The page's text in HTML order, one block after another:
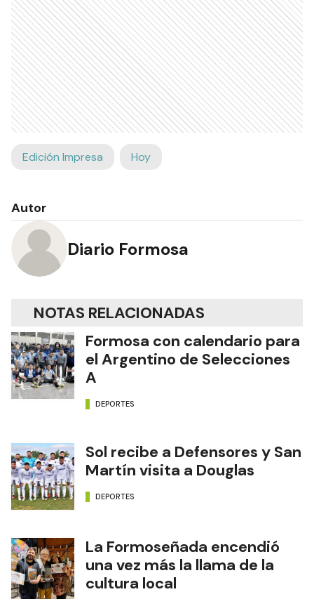
Edición Impresa Hoy
Autor
Diario Formosa
NOTAS RELACIONADAS
Formosa con calendario para
el Argentino de Selecciones
A
DEPORTES
Sol recibe a Defensores y San
Martín visita a Douglas
DEPORTES
La Formoseñada encendió
una vez más la llama de la
cultura local